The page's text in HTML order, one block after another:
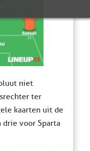
niet
ter
kaarten uit de
drie voor Sparta